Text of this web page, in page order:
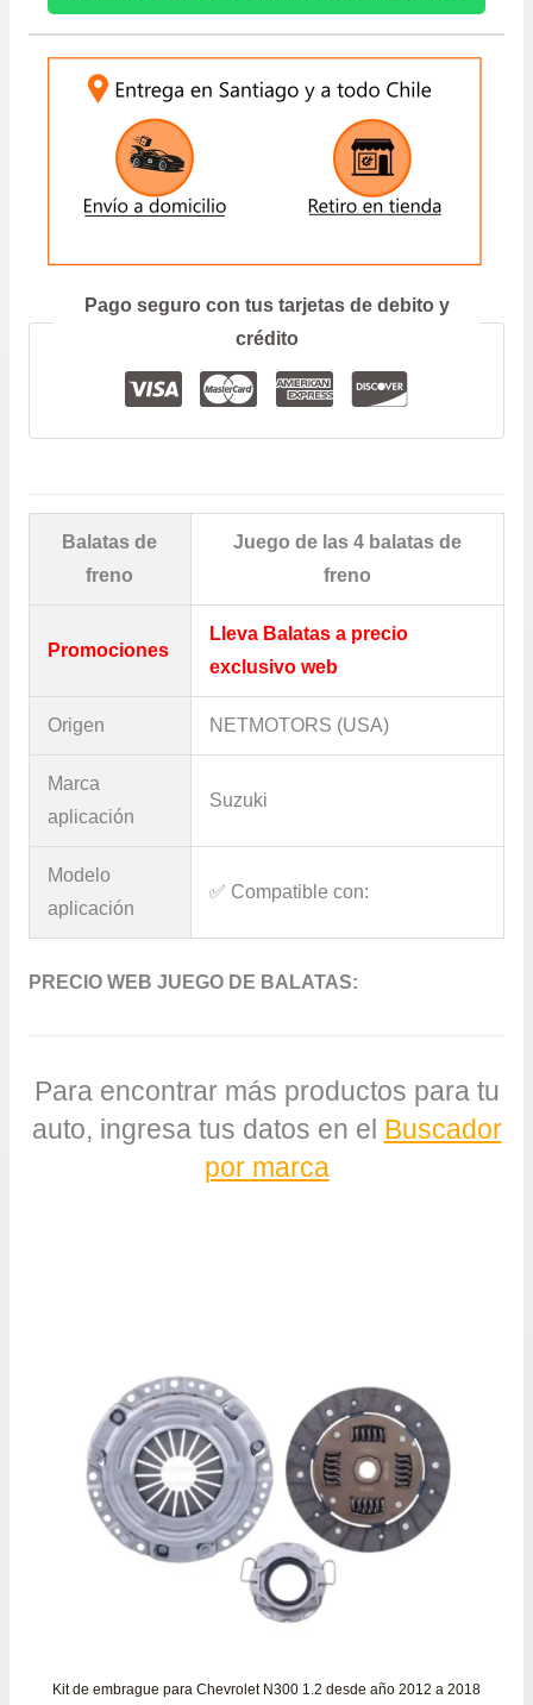
Pago seguro con tus tarjetas de debito y
crédito
Balatas de
freno
Juego de las 4 balatas de
freno
Promociones
Lleva Balatas a precio
exclusivo web
Origen NETMOTORS (USA)
Marca
aplicación
Suzuki
Modelo
aplicación
✅​ Compatible con:
PRECIO WEB JUEGO DE BALATAS:
Para encontrar más productos para tu
auto, ingresa tus datos en el Buscador
por marca
Kit de embrague para Chevrolet N300 1.2 desde año 2012 a 2018